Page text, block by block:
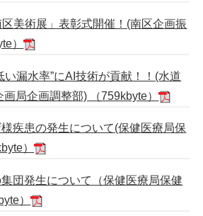
美術展」表彰式開催！(南区企画振
）
い漏水率”にAI技術が貢献！！(水道
画局企画調整部) （759kbyte）
疾患の発生について(保健医療局保
）
団発生について（保健医療局保健
）